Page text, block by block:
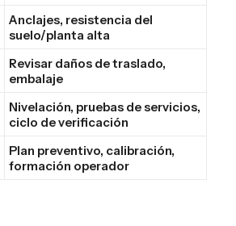
Anclajes, resistencia del
suelo/planta alta
Revisar daños de traslado,
embalaje
Nivelación, pruebas de servicios,
ciclo de verificación
Plan preventivo, calibración,
formación operador